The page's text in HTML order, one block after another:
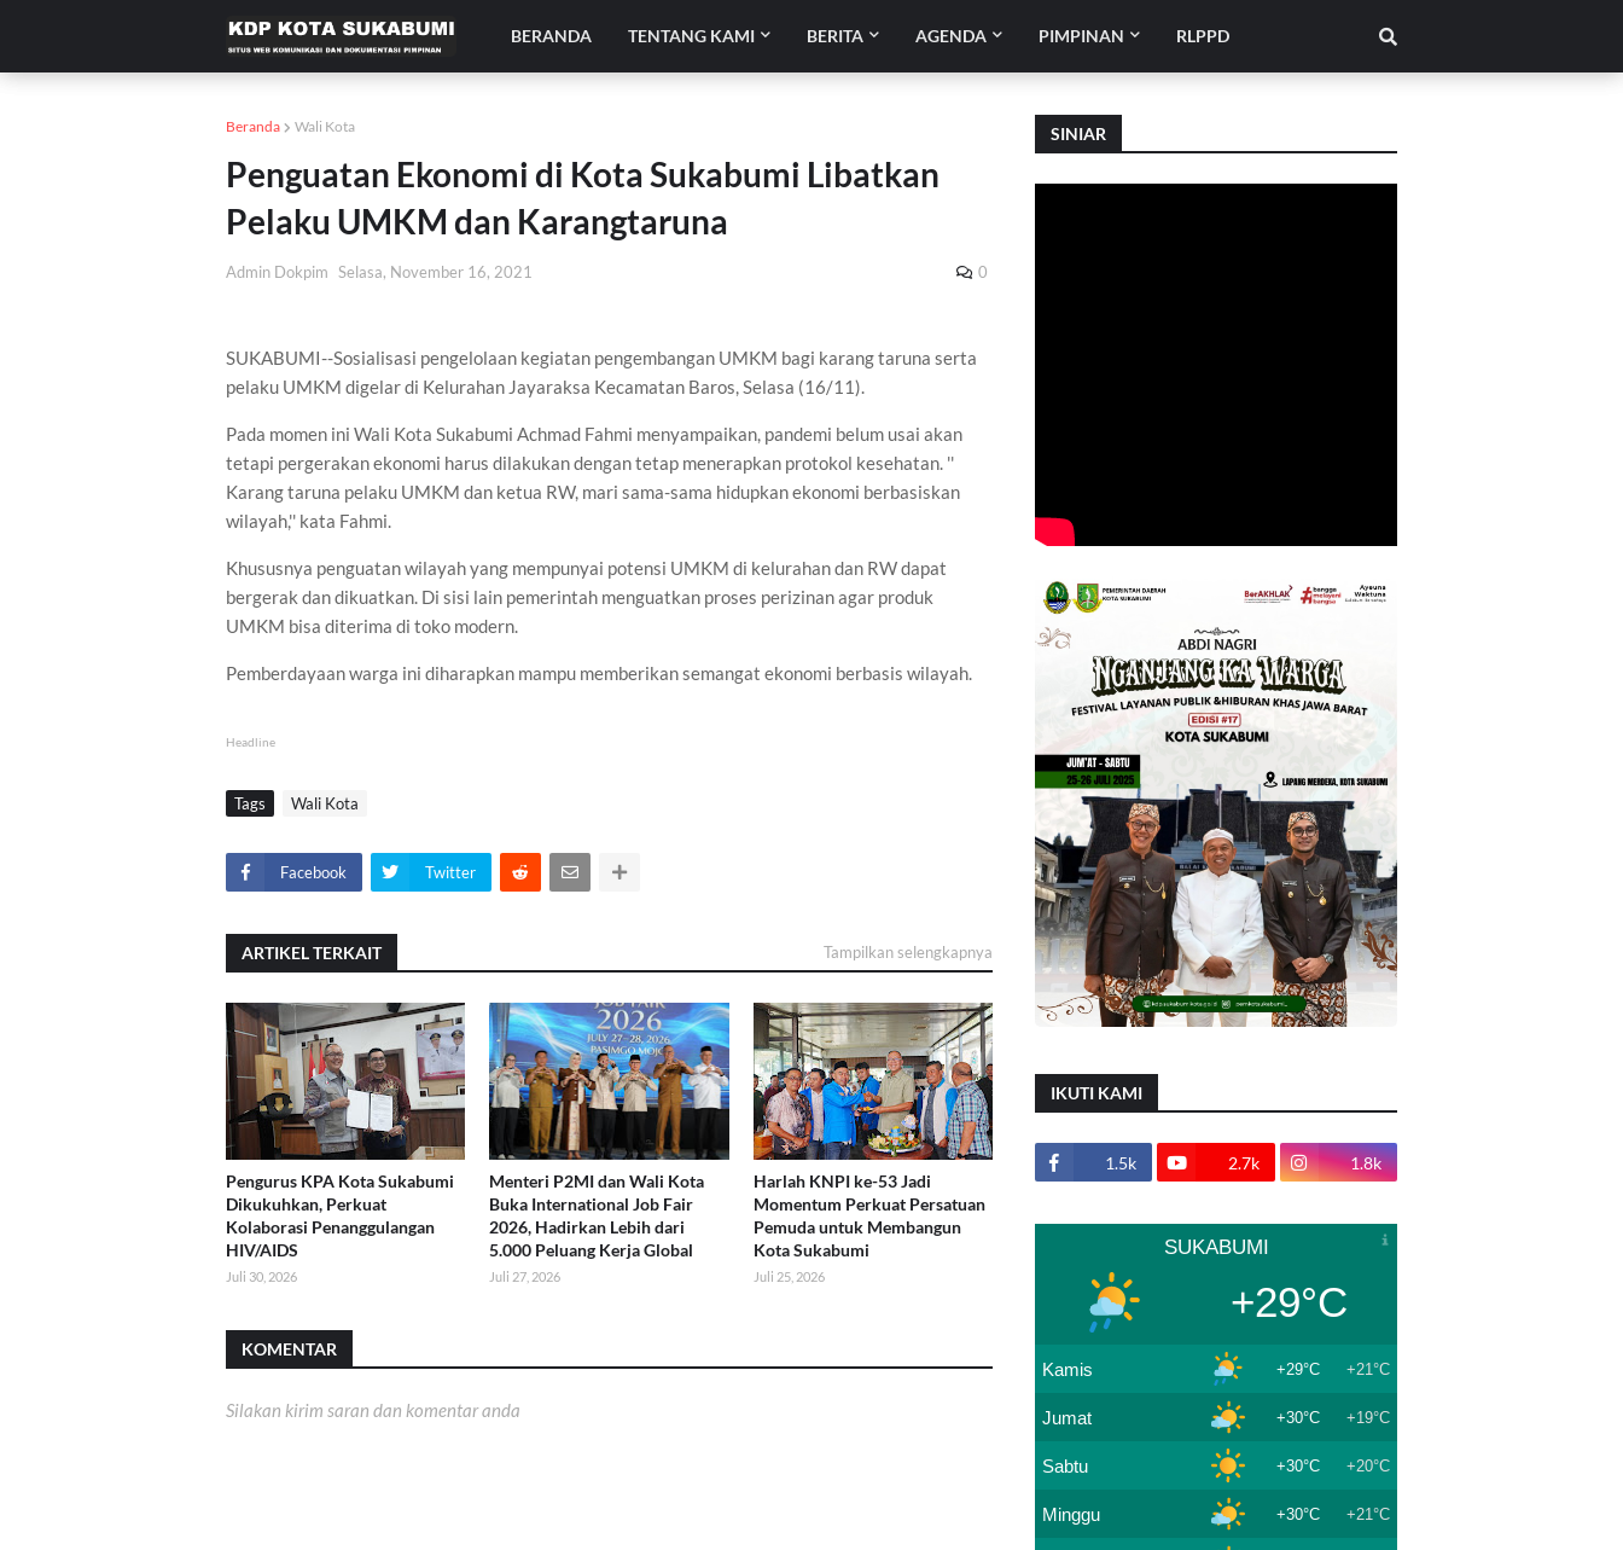
BERANDA TENTANG KAMI BERITA AGENDA PIMPINAN RLPPD
Beranda Wali Kota
Penguatan Ekonomi di Kota Sukabumi Libatkan
Pelaku UMKM dan Karangtaruna
Admin Dokpim Selasa, November 16, 2021 0
SUKABUMI--Sosialisasi pengelolaan kegiatan pengembangan UMKM bagi karang taruna serta
pelaku UMKM digelar di Kelurahan Jayaraksa Kecamatan Baros, Selasa (16/11).
Pada momen ini Wali Kota Sukabumi Achmad Fahmi menyampaikan, pandemi belum usai akan
tetapi pergerakan ekonomi harus dilakukan dengan tetap menerapkan protokol kesehatan. ''
Karang taruna pelaku UMKM dan ketua RW, mari sama-sama hidupkan ekonomi berbasiskan
wilayah,'' kata Fahmi.
Khususnya penguatan wilayah yang mempunyai potensi UMKM di kelurahan dan RW dapat
bergerak dan dikuatkan. Di sisi lain pemerintah menguatkan proses perizinan agar produk
UMKM bisa diterima di toko modern.
Pemberdayaan warga ini diharapkan mampu memberikan semangat ekonomi berbasis wilayah.
Headline
Tags Wali Kota
Facebook Twitter
ARTIKEL TERKAIT Tampilkan selengkapnya
Pengurus KPA Kota Sukabumi
Dikukuhkan, Perkuat
Kolaborasi Penanggulangan
HIV/AIDS
Juli 30, 2026
Menteri P2MI dan Wali Kota
Buka International Job Fair
2026, Hadirkan Lebih dari
5.000 Peluang Kerja Global
Juli 27, 2026
Harlah KNPI ke-53 Jadi
Momentum Perkuat Persatuan
Pemuda untuk Membangun
Kota Sukabumi
Juli 25, 2026
KOMENTAR
Silakan kirim saran dan komentar anda
SINIAR
IKUTI KAMI
1.5k 2.7k 1.8k
SUKABUMI
+29°C
Kamis +29°C +21°C
Jumat +30°C +19°C
Sabtu +30°C +20°C
Minggu +30°C +21°C